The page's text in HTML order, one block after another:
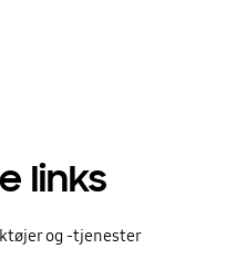
links
og -tjenester